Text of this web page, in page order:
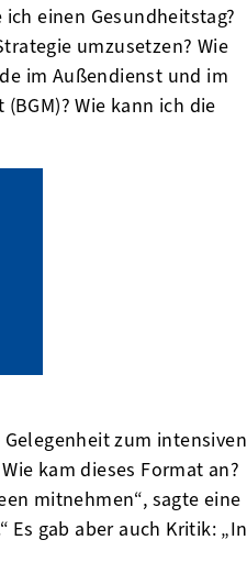
einen Gesundheitstag?
umzusetzen? Wie
im Außendienst und im
Wie kann ich die
zum intensiven
kam dieses Format an?
mitnehmen“, sagte eine
gab aber auch Kritik: „In